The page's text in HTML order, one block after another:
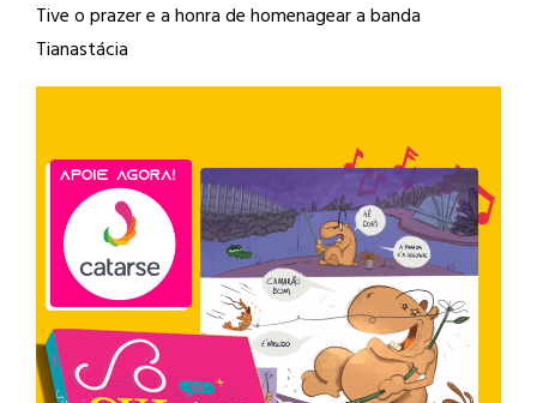
Tive o prazer e a honra de homenagear a banda
Tianastácia